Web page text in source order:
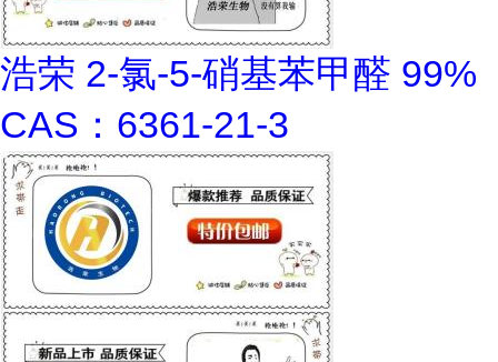
浩荣 2-氯-5-硝基苯甲醛 99%
CAS：6361-21-3